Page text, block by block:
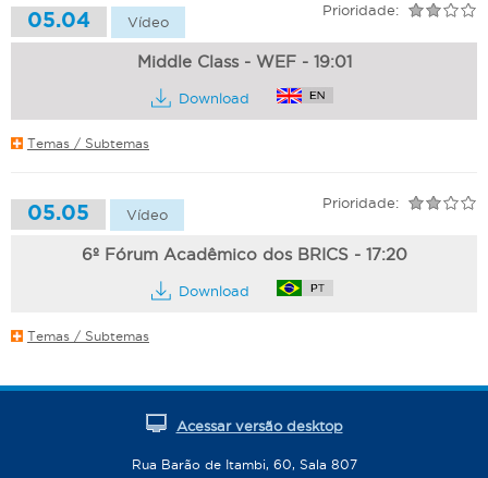
05.04 Vídeo
Prioridade:
Middle Class - WEF - 19:01
Download
Temas / Subtemas
05.05 Vídeo
Prioridade:
6º Fórum Acadêmico dos BRICS - 17:20
Download
Temas / Subtemas
Acessar versão desktop
Rua Barão de Itambi, 60, Sala 807